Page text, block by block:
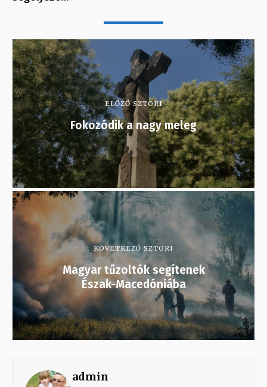
ELŐZŐ SZTORI
Fokozódik a nagy meleg
KÖVETKEZŐ SZTORI
Magyar tűzoltók segítenek
Észak-Macedóniába
admin